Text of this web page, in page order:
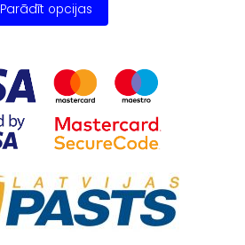
Parādīt opcijas